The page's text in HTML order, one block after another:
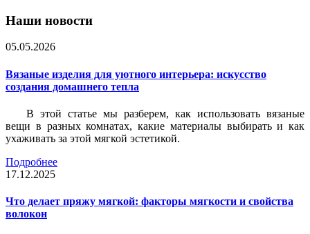
Наши новости
05.05.2026
Вязаные изделия для уютного интерьера: искусство
создания домашнего тепла
В этой статье мы разберем, как использовать вязаные
вещи в разных комнатах, какие материалы выбирать и как
ухаживать за этой мягкой эстетикой.
Подробнее
17.12.2025
Что делает пряжу мягкой: факторы мягкости и свойства
волокон